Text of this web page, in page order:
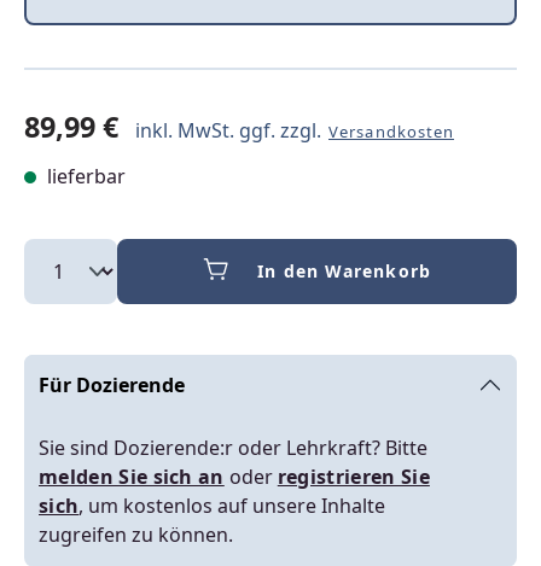
89,99 € inkl. MwSt. ggf. zzgl. Versandkosten
lieferbar
In den Warenkorb
Für Dozierende
Sie sind Dozierende:r oder Lehrkraft? Bitte
melden Sie sich an oder registrieren Sie
sich, um kostenlos auf unsere Inhalte
zugreifen zu können.